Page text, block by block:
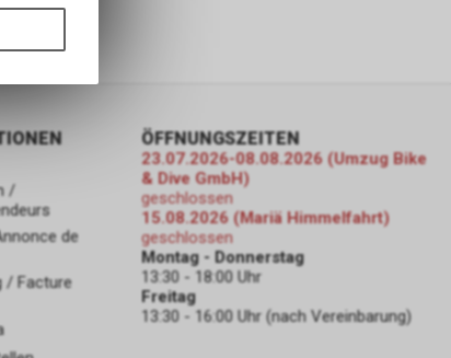
/
de
/ Facture
ÖFFNUNGSZEITEN
23.07.2026-08.08.2026 (Umzug Bike
& Dive GmbH)
geschlossen
15.08.2026 (Mariä Himmelfahrt)
geschlossen
Montag - Donnerstag
13:30 - 18:00 Uhr
Freitag
13:30 - 16:00 Uhr (nach Vereinbarung)
die